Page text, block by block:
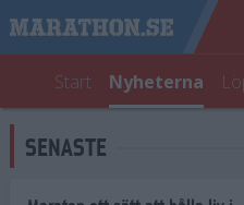
Start Nyheterna
SENASTE